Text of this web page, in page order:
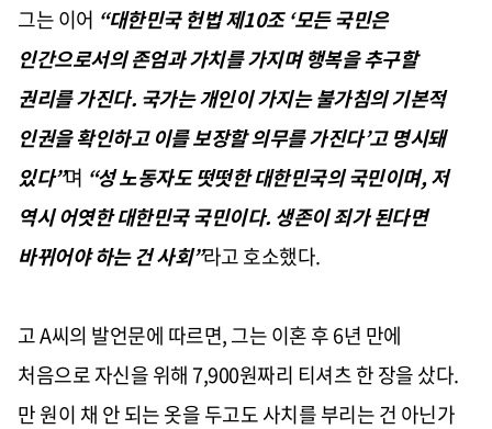
그는 이어 “대한민국 헌법 제10조 ‘모든 국민은
인간으로서의 존엄과 가치를 가지며 행복을 추구할
권리를 가진다. 국가는 개인이 가지는 불가침의 기본적
인권을 확인하고 이를 보장할 의무를 가진다’고 명시돼
있다”며 “성 노동자도 떳떳한 대한민국의 국민이며, 저
역시 어엿한 대한민국 국민이다. 생존이 죄가 된다면
바뀌어야 하는 건 사회”라고 호소했다.
고 A씨의 발언문에 따르면, 그는 이혼 후 6년 만에
처음으로 자신을 위해 7,900원짜리 티셔츠 한 장을 샀다.
만 원이 채 안 되는 옷을 두고도 사치를 부리는 건 아닌가